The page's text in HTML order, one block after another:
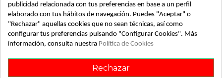
SubSubAlmacén
100029346
ID: 812073
Fecha disponible:
2022-04-28
publicidad relacionada con tus preferencias en base a un perfil
elaborado con tus hábitos de navegación. Puedes "Aceptar" o
"Rechazar" aquellas cookies que no sean técnicas, así como
configurar tus preferencias pulsando "Configurar Cookies". Más
información, consulta nuestra Política de Cookies
Rechazar